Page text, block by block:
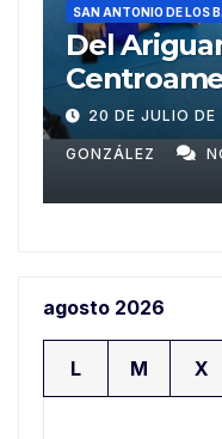
SAN ANTONIO DE LOS
Del
Domingo
20 DE JULIO
GONZÁLEZ
agosto 2026
L M X